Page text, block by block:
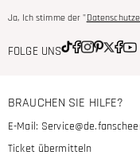
Ja, Ich stimme der "
FOLGE UNS
BRAUCHEN SIE HILFE?
E-Mail:
Ticket übermitteln